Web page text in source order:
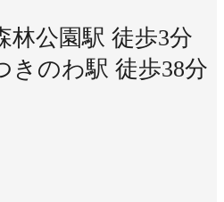
林公園駅 徒歩3分
きのわ駅 徒歩38分